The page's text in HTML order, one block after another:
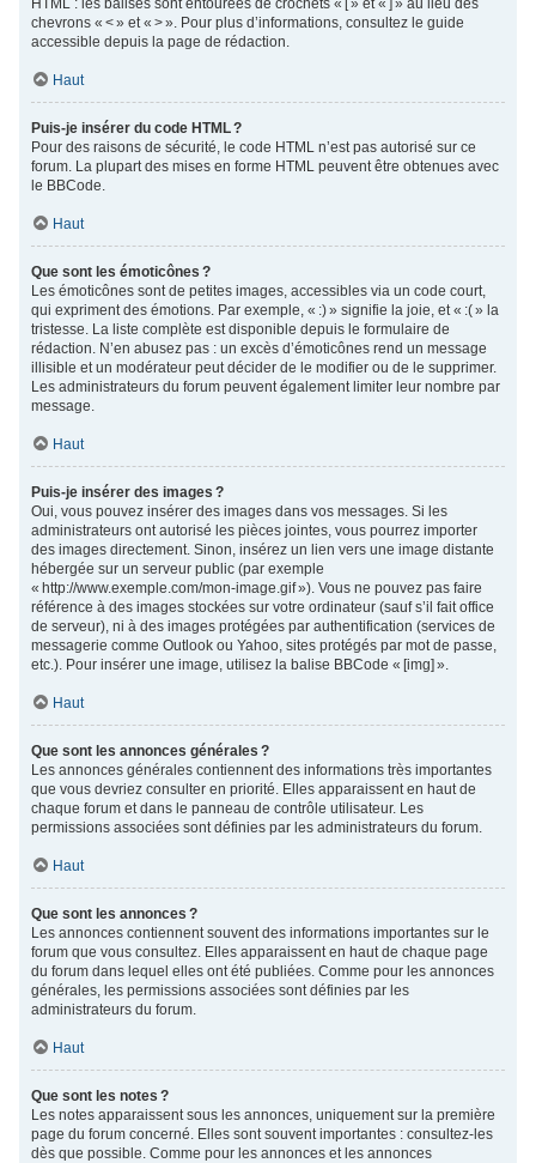
HTML : les balises sont entourées de crochets « [ » et « ] » au lieu des
chevrons « < » et « > ». Pour plus d’informations, consultez le guide
accessible depuis la page de rédaction.
Haut
Puis-je insérer du code HTML ?
Pour des raisons de sécurité, le code HTML n’est pas autorisé sur ce
forum. La plupart des mises en forme HTML peuvent être obtenues avec
le BBCode.
Haut
Que sont les émoticônes ?
Les émoticônes sont de petites images, accessibles via un code court,
qui expriment des émotions. Par exemple, « :) » signifie la joie, et « :( » la
tristesse. La liste complète est disponible depuis le formulaire de
rédaction. N’en abusez pas : un excès d’émoticônes rend un message
illisible et un modérateur peut décider de le modifier ou de le supprimer.
Les administrateurs du forum peuvent également limiter leur nombre par
message.
Haut
Puis-je insérer des images ?
Oui, vous pouvez insérer des images dans vos messages. Si les
administrateurs ont autorisé les pièces jointes, vous pourrez importer
des images directement. Sinon, insérez un lien vers une image distante
hébergée sur un serveur public (par exemple
« http://www.exemple.com/mon-image.gif »). Vous ne pouvez pas faire
référence à des images stockées sur votre ordinateur (sauf s’il fait office
de serveur), ni à des images protégées par authentification (services de
messagerie comme Outlook ou Yahoo, sites protégés par mot de passe,
etc.). Pour insérer une image, utilisez la balise BBCode « [img] ».
Haut
Que sont les annonces générales ?
Les annonces générales contiennent des informations très importantes
que vous devriez consulter en priorité. Elles apparaissent en haut de
chaque forum et dans le panneau de contrôle utilisateur. Les
permissions associées sont définies par les administrateurs du forum.
Haut
Que sont les annonces ?
Les annonces contiennent souvent des informations importantes sur le
forum que vous consultez. Elles apparaissent en haut de chaque page
du forum dans lequel elles ont été publiées. Comme pour les annonces
générales, les permissions associées sont définies par les
administrateurs du forum.
Haut
Que sont les notes ?
Les notes apparaissent sous les annonces, uniquement sur la première
page du forum concerné. Elles sont souvent importantes : consultez-les
dès que possible. Comme pour les annonces et les annonces